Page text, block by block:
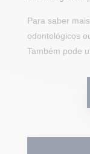
Para saber
odontológicos
Também pode